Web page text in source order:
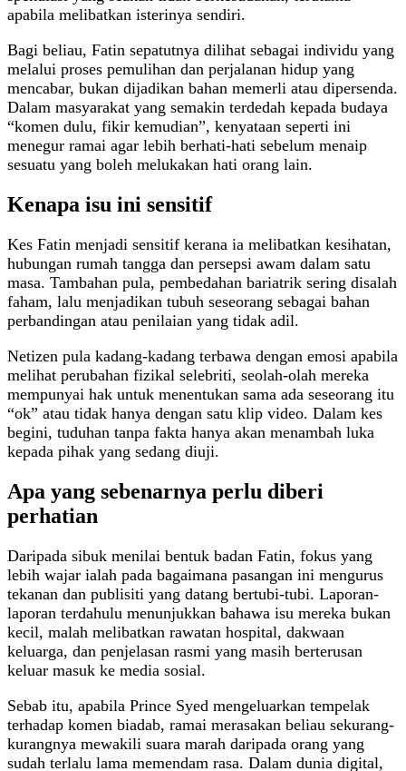
apabila melibatkan isterinya sendiri.
Bagi beliau, Fatin sepatutnya dilihat sebagai individu yang
melalui proses pemulihan dan perjalanan hidup yang
mencabar, bukan dijadikan bahan memerli atau dipersenda.
Dalam masyarakat yang semakin terdedah kepada budaya
“komen dulu, fikir kemudian”, kenyataan seperti ini
menegur ramai agar lebih berhati-hati sebelum menaip
sesuatu yang boleh melukakan hati orang lain.
Kenapa isu ini sensitif
Kes Fatin menjadi sensitif kerana ia melibatkan kesihatan,
hubungan rumah tangga dan persepsi awam dalam satu
masa. Tambahan pula, pembedahan bariatrik sering disalah
faham, lalu menjadikan tubuh seseorang sebagai bahan
perbandingan atau penilaian yang tidak adil.
Netizen pula kadang-kadang terbawa dengan emosi apabila
melihat perubahan fizikal selebriti, seolah-olah mereka
mempunyai hak untuk menentukan sama ada seseorang itu
“ok” atau tidak hanya dengan satu klip video. Dalam kes
begini, tuduhan tanpa fakta hanya akan menambah luka
kepada pihak yang sedang diuji.
Apa yang sebenarnya perlu diberi
perhatian
Daripada sibuk menilai bentuk badan Fatin, fokus yang
lebih wajar ialah pada bagaimana pasangan ini mengurus
tekanan dan publisiti yang datang bertubi-tubi. Laporan-
laporan terdahulu menunjukkan bahawa isu mereka bukan
kecil, malah melibatkan rawatan hospital, dakwaan
keluarga, dan penjelasan rasmi yang masih berterusan
keluar masuk ke media sosial.
Sebab itu, apabila Prince Syed mengeluarkan tempelak
terhadap komen biadab, ramai merasakan beliau sekurang-
kurangnya mewakili suara marah daripada orang yang
sudah terlalu lama memendam rasa. Dalam dunia digital,